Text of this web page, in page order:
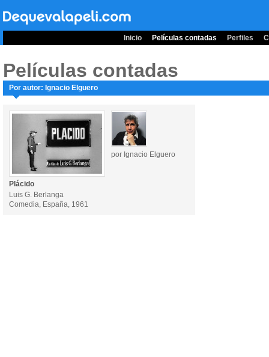
Inicio Películas contadas Perfiles
Películas contadas
Por autor: Ignacio Elguero
por Ignacio Elguero
Plácido
Luis G. Berlanga
Comedia, España, 1961